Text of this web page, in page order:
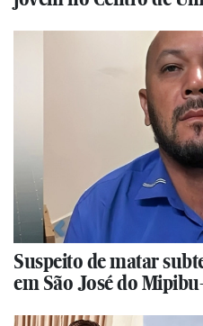
Suspeito de matar
em São José do